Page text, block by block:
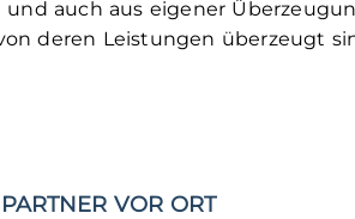
auch aus eigener
deren Leistungen überzeugt
VOR ORT